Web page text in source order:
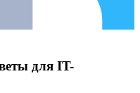
для IT-